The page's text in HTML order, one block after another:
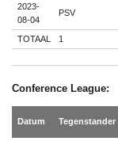
2023-
08-04
PSV
TOTAAL 1
Conference League:
Datum Tegenstander